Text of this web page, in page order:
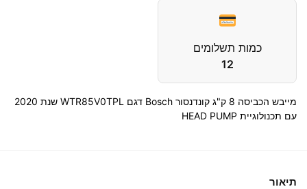
כמות תשלומים
12
מייבש הכביסה 8 ק"ג קונדנסור Bosch דגם WTR85V0TPL שנת 2020
עם תכנולוגיית HEAD PUMP
תיאור